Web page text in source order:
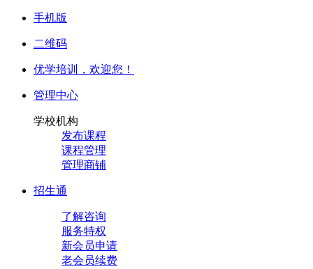
手机版
二维码
优学培训， 欢迎您！
管理中心
学校机构
发布课程
课程管理
管理商铺
招生通
了解咨询
服务特权
新会员申请
老会员续费